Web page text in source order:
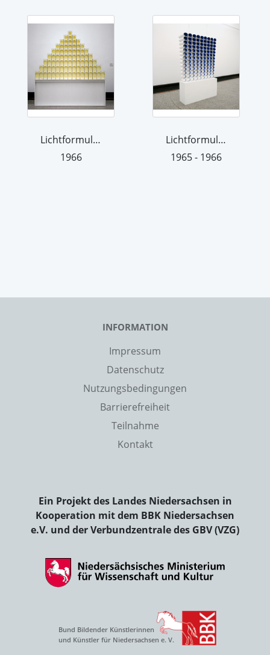
Lichtformulierung 2
1966
Lichtformulierung 1
1965 - 1966
INFORMATION
Impressum
Datenschutz
Nutzungsbedingungen
Barrierefreiheit
Teilnahme
Kontakt
Ein Projekt des Landes Niedersachsen in
Kooperation mit dem BBK Niedersachsen
e.V. und der Verbundzentrale des GBV (VZG)
Bund Bildender Künstlerinnen
und Künstler für Niedersachsen e. V.